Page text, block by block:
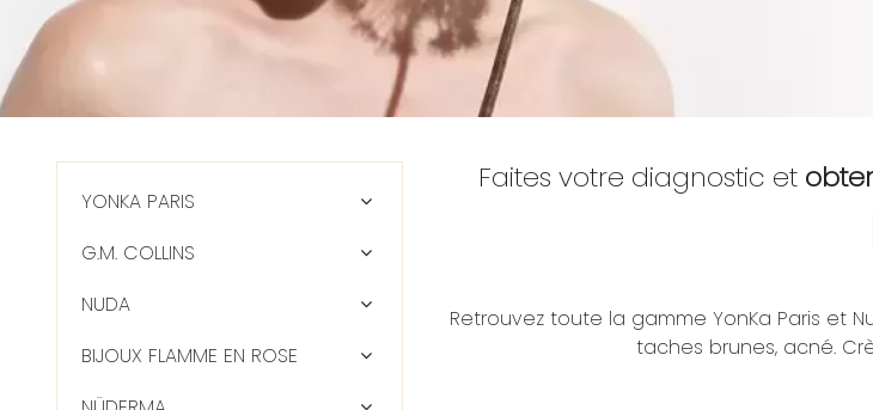
Faites votre diagnostic et
Retrouvez toute la gamme YonKa Paris et
taches brunes, acné.
YONKA PARIS
G.M. COLLINS
NUDA
BIJOUX FLAMME EN ROSE